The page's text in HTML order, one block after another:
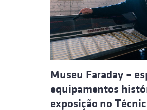
Museu Faraday –
equipamentos
exposição no